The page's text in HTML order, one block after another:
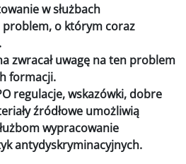
w służbach
o którym coraz
zwracał uwagę na ten problem
formacji.
regulacje, wskazówki, dobre
źródłowe umożliwią
wypracowanie
antydyskryminacyjnych.